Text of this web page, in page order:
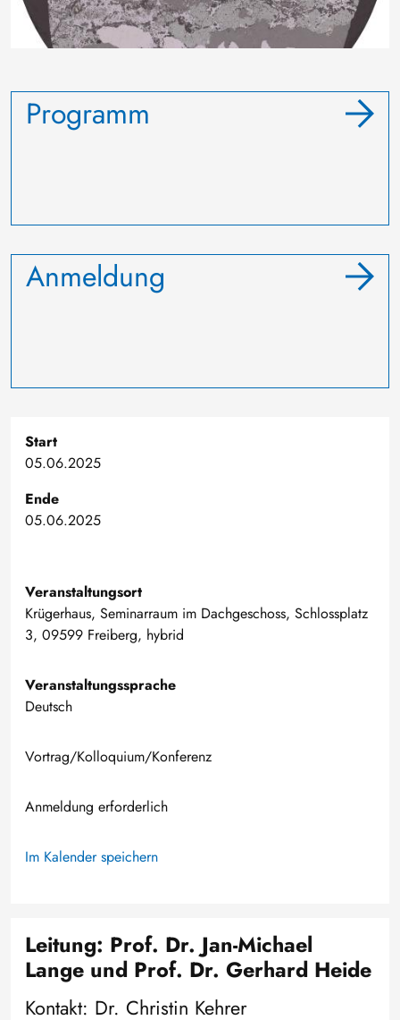
Programm
Anmeldung
Start
05.06.2025
Ende
05.06.2025
Veranstaltungsort
Krügerhaus, Seminarraum im Dachgeschoss, Schlossplatz
3, 09599 Freiberg, hybrid
Veranstaltungssprache
Deutsch
Vortrag/Kolloquium/Konferenz
Anmeldung erforderlich
Im Kalender speichern
Leitung: Prof. Dr. Jan-Michael
Lange und Prof. Dr. Gerhard Heide
Kontakt: Dr. Christin Kehrer